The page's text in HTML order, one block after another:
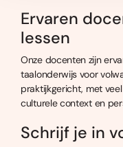
Ervaren
lessen
Onze docenten zijn
taalonderwijs voor
praktijkgericht, met
culturele context en
Schrijf je in